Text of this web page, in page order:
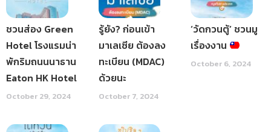
ชวนส่อง Green
Hotel โรงแรมน่า
พักริมถนนนาธาน
Eaton HK Hotel
October 29, 2024
รู้ยัง? ก่อนเข้า
มาเลเซีย ต้องลง
ทะเบียน (MDAC)
ด้วยนะ
October 7, 2024
‘วัดกวนตู้’ ชวนมู
เรื่องงาน
October 6, 2024